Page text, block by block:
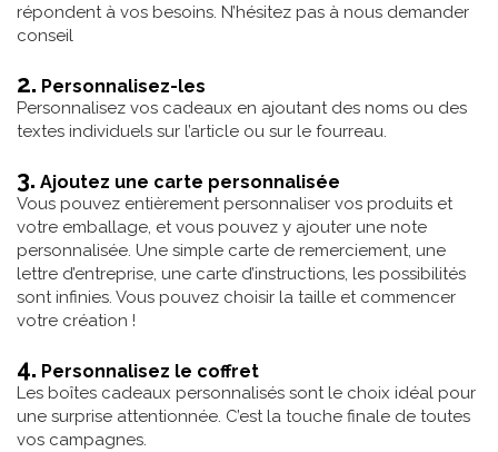
répondent à vos besoins. N’hésitez pas à nous demander
conseil
2. Personnalisez-les
Personnalisez vos cadeaux en ajoutant des noms ou des
textes individuels sur l’article ou sur le fourreau.
3. Ajoutez une carte personnalisée
Vous pouvez entièrement personnaliser vos produits et
votre emballage, et vous pouvez y ajouter une note
personnalisée. Une simple carte de remerciement, une
lettre d’entreprise, une carte d’instructions, les possibilités
sont infinies. Vous pouvez choisir la taille et commencer
votre création !
4. Personnalisez le coffret
Les boîtes cadeaux personnalisés sont le choix idéal pour
une surprise attentionnée. C’est la touche finale de toutes
vos campagnes.